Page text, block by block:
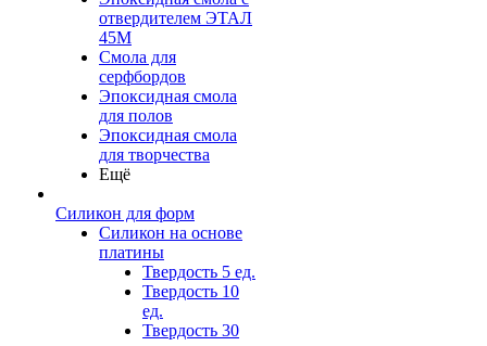
отвердителем ЭТАЛ
45М
Смола для
серфбордов
Эпоксидная смола
для полов
Эпоксидная смола
для творчества
Ещё
Силикон для форм
Силикон на основе
платины
Твердость 5 ед.
Твердость 10
ед.
Твердость 30